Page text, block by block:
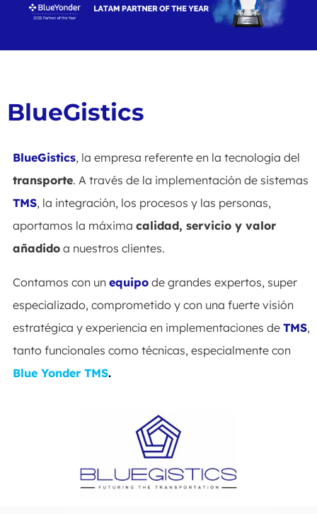
BlueGistics
BlueGistics, la empresa referente en la tecnología del
transporte. A través de la implementación de sistemas
TMS, la integración, los procesos y las personas,
aportamos la máxima calidad, servicio y valor
añadido a nuestros clientes.
Contamos con un equipo de grandes expertos, super
especializado, comprometido y con una fuerte visión
estratégica y experiencia en implementaciones de TMS,
tanto funcionales como técnicas, especialmente con
Blue Yonder TMS.